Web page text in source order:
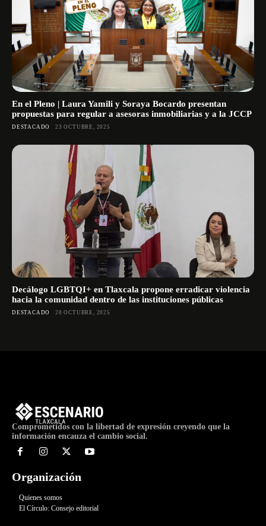
En el Pleno | Laura Yamili y Soraya Bocardo presentan
propuestas para regular a asesoras inmobiliarias y a la JCCP
DESTACADO 23 OCTUBRE, 2025
Decálogo LGBTQI+ en Tlaxcala propone erradicar violencia
hacia la comunidad dentro de las instituciones públicas
DESTACADO 20 OCTUBRE, 2025
Comprometidos con la libertad de expresión creyendo que la
información encauza el cambio social.
Organización
Quienes somos
El Círculo: Consejo editorial